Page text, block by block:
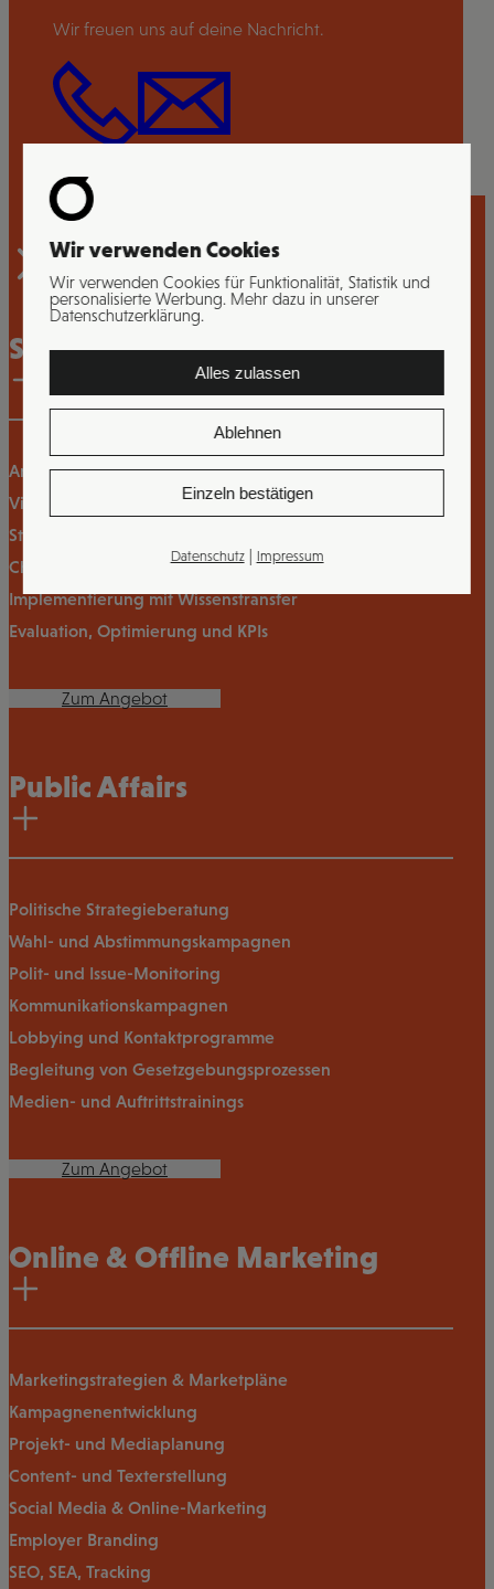
Wir freuen uns auf deine Nachricht.
Strategieberatung
Analyse von Kultur, Struktur und Marktumfeld
Vision, Mission und Werteentwicklung
Strategische Zielbilder und Massnahmenpläne
Change- und Transformationsprozesse
Implementierung mit Wissenstransfer
Evaluation, Optimierung und KPIs
Zum Angebot
Public Affairs
Politische Strategieberatung
Wahl- und Abstimmungskampagnen
Polit- und Issue-Monitoring
Kommunikationskampagnen
Lobbying und Kontaktprogramme
Begleitung von Gesetzgebungsprozessen
Medien- und Auftrittstrainings
Zum Angebot
Online & Offline Marketing
Marketingstrategien & Marketpläne
Kampagnenentwicklung
Projekt- und Mediaplanung
Content- und Texterstellung
Social Media & Online-Marketing
Employer Branding
SEO, SEA, Tracking
Wir verwenden Cookies
Wir verwenden Cookies für Funktionalität, Statistik und
personalisierte Werbung. Mehr dazu in unserer
Datenschutzerklärung.
Alles zulassen
Ablehnen
Einzeln bestätigen
Datenschutz| Impressum